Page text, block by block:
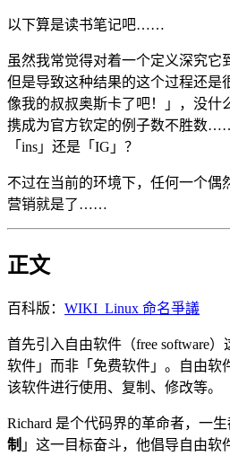
以下算是读书笔记吧……
虽然我常觉得对着一个定义深究它
但是导致这种结果的这个过程还是
像我的叔叔奥斯卡了吧！」，没什
携成为官方钦定的例子数不胜数
「ins」还是「IG」？
不过在当前的环境下，任何一个偶
营销就是了……
正文
百科版： WIKI_Linux 命名爭議
首先引入自由软件（free software
软件」而非「免费软件」。自由软
该软件进行使用、复制、修改等。
Richard 是个代码界的革命者，一生
制 」这一目标奋斗，他倡导自由软